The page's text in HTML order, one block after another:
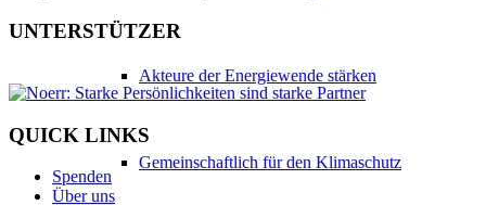
Akteure der Energiewende stärken
Gemeinschaftlich für den Klimaschutz
UNTERSTÜTZER
QUICK LINKS
Spenden
Über uns